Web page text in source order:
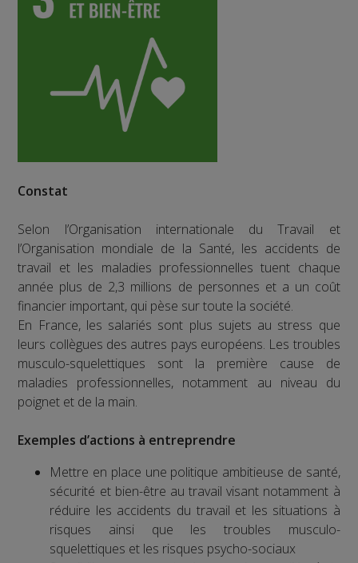
Constat
Selon l’Organisation internationale du Travail et
l’Organisation mondiale de la Santé, les accidents de
travail et les maladies professionnelles tuent chaque
année plus de 2,3 millions de personnes et a un coût
financier important, qui pèse sur toute la société.
En France, les salariés sont plus sujets au stress que
leurs collègues des autres pays européens. Les troubles
musculo-squelettiques sont la première cause de
maladies professionnelles, notamment au niveau du
poignet et de la main.
Exemples d’actions à entreprendre
Mettre en place une politique ambitieuse de santé,
sécurité et bien-être au travail visant notamment à
réduire les accidents du travail et les situations à
risques ainsi que les troubles musculo-
squelettiques et les risques psycho-sociaux